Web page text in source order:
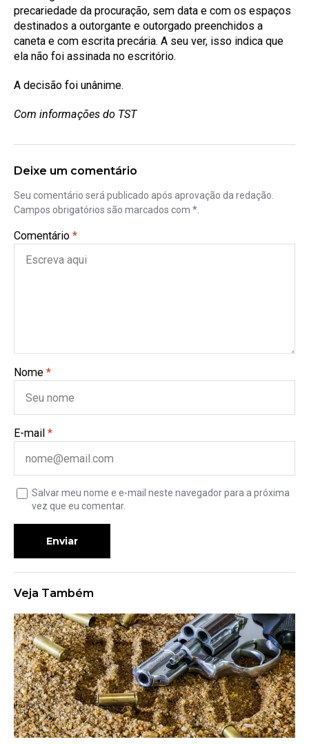
precariedade da procuração, sem data e com os espaços
destinados a outorgante e outorgado preenchidos a
caneta e com escrita precária. A seu ver, isso indica que
ela não foi assinada no escritório.
A decisão foi unânime.
Com informações do TST
Deixe um comentário
Seu comentário será publicado após aprovação da redação.
Campos obrigatórios são marcados com *.
Comentário *
Nome *
E-mail *
Salvar meu nome e e-mail neste navegador para a próxima
vez que eu comentar.
Enviar
Veja Também